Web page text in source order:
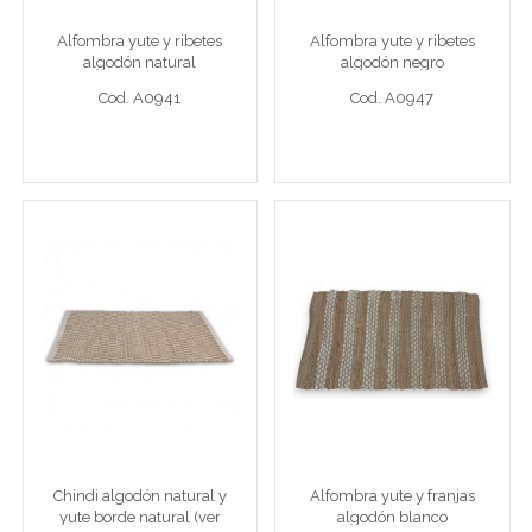
Cod. A0941
Alfombra yute y ribetes
algodón natural
Cod. A0941
Cod. A0947
Alfombra yute y ribetes
algodón negro
Cod. A0947
Chindi algodón natural y
Cod. A0595
Chindi algodón natural y
yute borde natural (ver
Alfombra yute y franjas
algodón blanco
Cod. A0955
Alfombra yute y franjas
algodón blanco